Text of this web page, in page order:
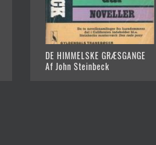
DE HIMMELSKE GRÆSGANGE
Af John Steinbeck